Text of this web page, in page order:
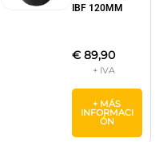
IBF 120MM
€89,90
+ MÁS
INFORMACI
ÓN